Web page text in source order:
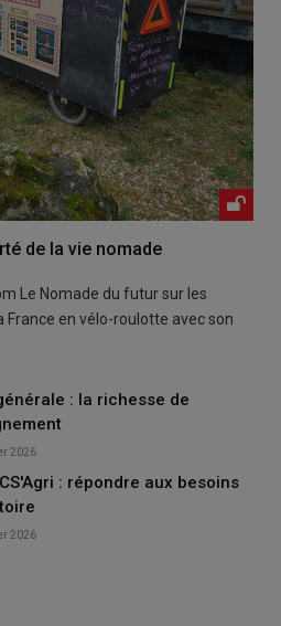
de la vie nomade
Le Nomade du futur sur les
France en vélo-roulotte avec son
: la richesse de
2026
: répondre aux besoins
2026